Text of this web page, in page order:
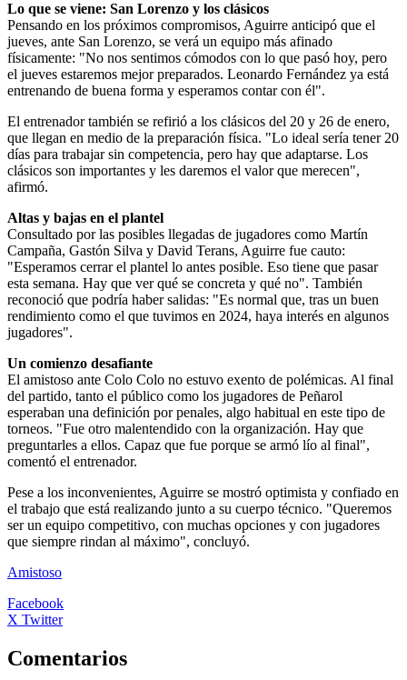
Lo que se viene: San Lorenzo y los clásicos
Pensando en los próximos compromisos, Aguirre anticipó que el
jueves, ante San Lorenzo, se verá un equipo más afinado
físicamente: "No nos sentimos cómodos con lo que pasó hoy, pero
el jueves estaremos mejor preparados. Leonardo Fernández ya está
entrenando de buena forma y esperamos contar con él".
El entrenador también se refirió a los clásicos del 20 y 26 de enero,
que llegan en medio de la preparación física. "Lo ideal sería tener 20
días para trabajar sin competencia, pero hay que adaptarse. Los
clásicos son importantes y les daremos el valor que merecen",
afirmó.
Altas y bajas en el plantel
Consultado por las posibles llegadas de jugadores como Martín
Campaña, Gastón Silva y David Terans, Aguirre fue cauto:
"Esperamos cerrar el plantel lo antes posible. Eso tiene que pasar
esta semana. Hay que ver qué se concreta y qué no". También
reconoció que podría haber salidas: "Es normal que, tras un buen
rendimiento como el que tuvimos en 2024, haya interés en algunos
jugadores".
Un comienzo desafiante
El amistoso ante Colo Colo no estuvo exento de polémicas. Al final
del partido, tanto el público como los jugadores de Peñarol
esperaban una definición por penales, algo habitual en este tipo de
torneos. "Fue otro malentendido con la organización. Hay que
preguntarles a ellos. Capaz que fue porque se armó lío al final",
comentó el entrenador.
Pese a los inconvenientes, Aguirre se mostró optimista y confiado en
el trabajo que está realizando junto a su cuerpo técnico. "Queremos
ser un equipo competitivo, con muchas opciones y con jugadores
que siempre rindan al máximo", concluyó.
Amistoso
Facebook
X Twitter
Comentarios